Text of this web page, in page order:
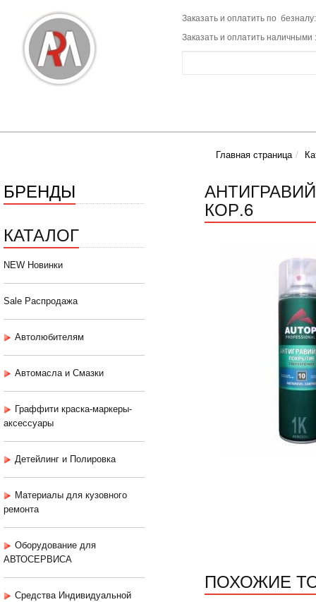
Заказать и оплатить по
Заказать и оплатить наличными
Главная страница
БРЕНДЫ
КАТАЛОГ
NEW Новинки
Sale Распродажа
Автолюбителям
Автомасла и Смазки
Граффити краска-маркеры-
аксессуары
Детейлинг и Полировка
Материалы для кузовного
ремонта
Оборудование для
АВТОСЕРВИСА
Средства Индивидуальной
КОР.6
ПОХОЖИЕ